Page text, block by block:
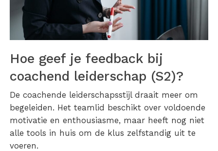
Hoe geef je feedback bij
coachend leiderschap (S2)?
De coachende leiderschapsstijl draait meer om
begeleiden. Het teamlid beschikt over voldoende
motivatie en enthousiasme, maar heeft nog niet
alle tools in huis om de klus zelfstandig uit te
voeren.